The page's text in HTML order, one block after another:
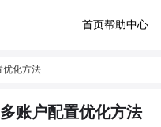
首页帮助中心
优化方法
账户配置优化方法